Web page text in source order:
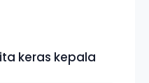
keras kepala